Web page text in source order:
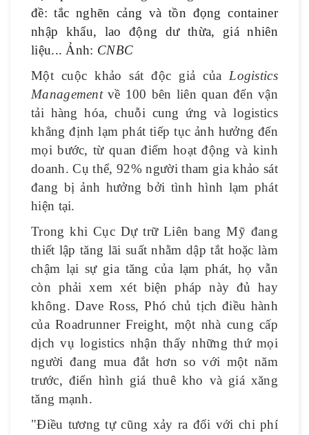
đề: tắc nghẽn cảng và tồn đọng container
nhập khẩu, lao động dư thừa, giá nhiên
liệu... Ảnh: CNBC
Một cuộc khảo sát độc giả của Logistics
Managementvề 100 bên liên quan đến vận
tải hàng hóa, chuỗi cung ứng và logistics
khẳng định lạm phát tiếp tục ảnh hưởng đến
mọi bước, từ quan điểm hoạt động và kinh
doanh. Cụ thể, 92% người tham gia khảo sát
đang bị ảnh hưởng bởi tình hình lạm phát
hiện tại.
Trong khi Cục Dự trữ Liên bang Mỹ đang
thiết lập tăng lãi suất nhằm dập tắt hoặc làm
chậm lại sự gia tăng của lạm phát, họ vẫn
còn phải xem xét biện pháp này đủ hay
không. Dave Ross, Phó chủ tịch điều hành
của Roadrunner Freight, một nhà cung cấp
dịch vụ logistics nhận thấy những thứ mọi
người đang mua đắt hơn so với một năm
trước, điển hình giá thuê kho và giá xăng
tăng mạnh.
"Điều tương tự cũng xảy ra đối với chi phí